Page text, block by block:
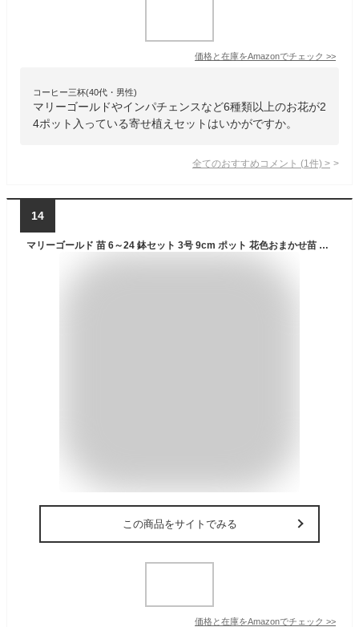
価格と在庫をAmazonでチェック >>
コーヒー三杯(40代・男性)
マリーゴールドやインパチェンスなど6種類以上のお花が2
4ポット入っている寄せ植えセットはいかがですか。
全てのおすすめコメント (1 件) >
14
マリーゴールド 苗 6～24 鉢セット 3号 9cm ポット 花色おまかせ苗 花苗 鉢植え 寄せ植え 春の花 苗 露地植え 庭花 ガーデニング 園芸 花鉢 鉢花 (6)
この商品をサイトでみる
価格と在庫をAmazonでチェック >>